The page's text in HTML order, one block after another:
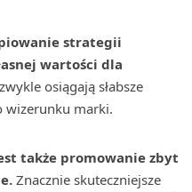
strategii
wartości dla
osiągają słabsze
wizerunku marki.
także promowanie zbyt
Znacznie skuteczniejsze